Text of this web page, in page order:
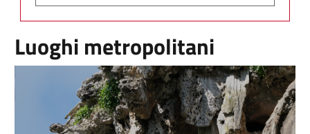
Luoghi metropolitani